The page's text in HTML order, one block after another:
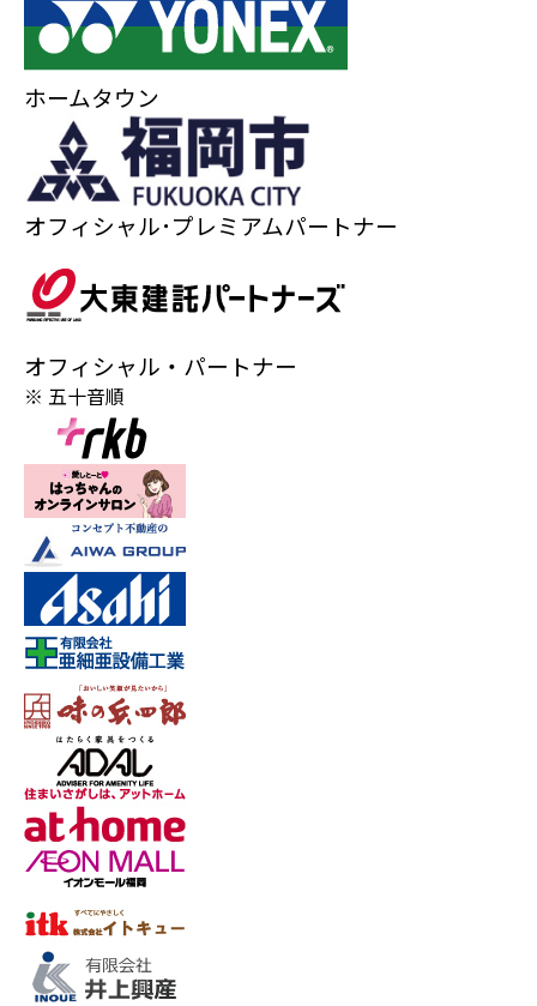
ホームタウン
オフィシャル･プレミアムパートナー
オフィシャル・パートナー
※ 五十音順